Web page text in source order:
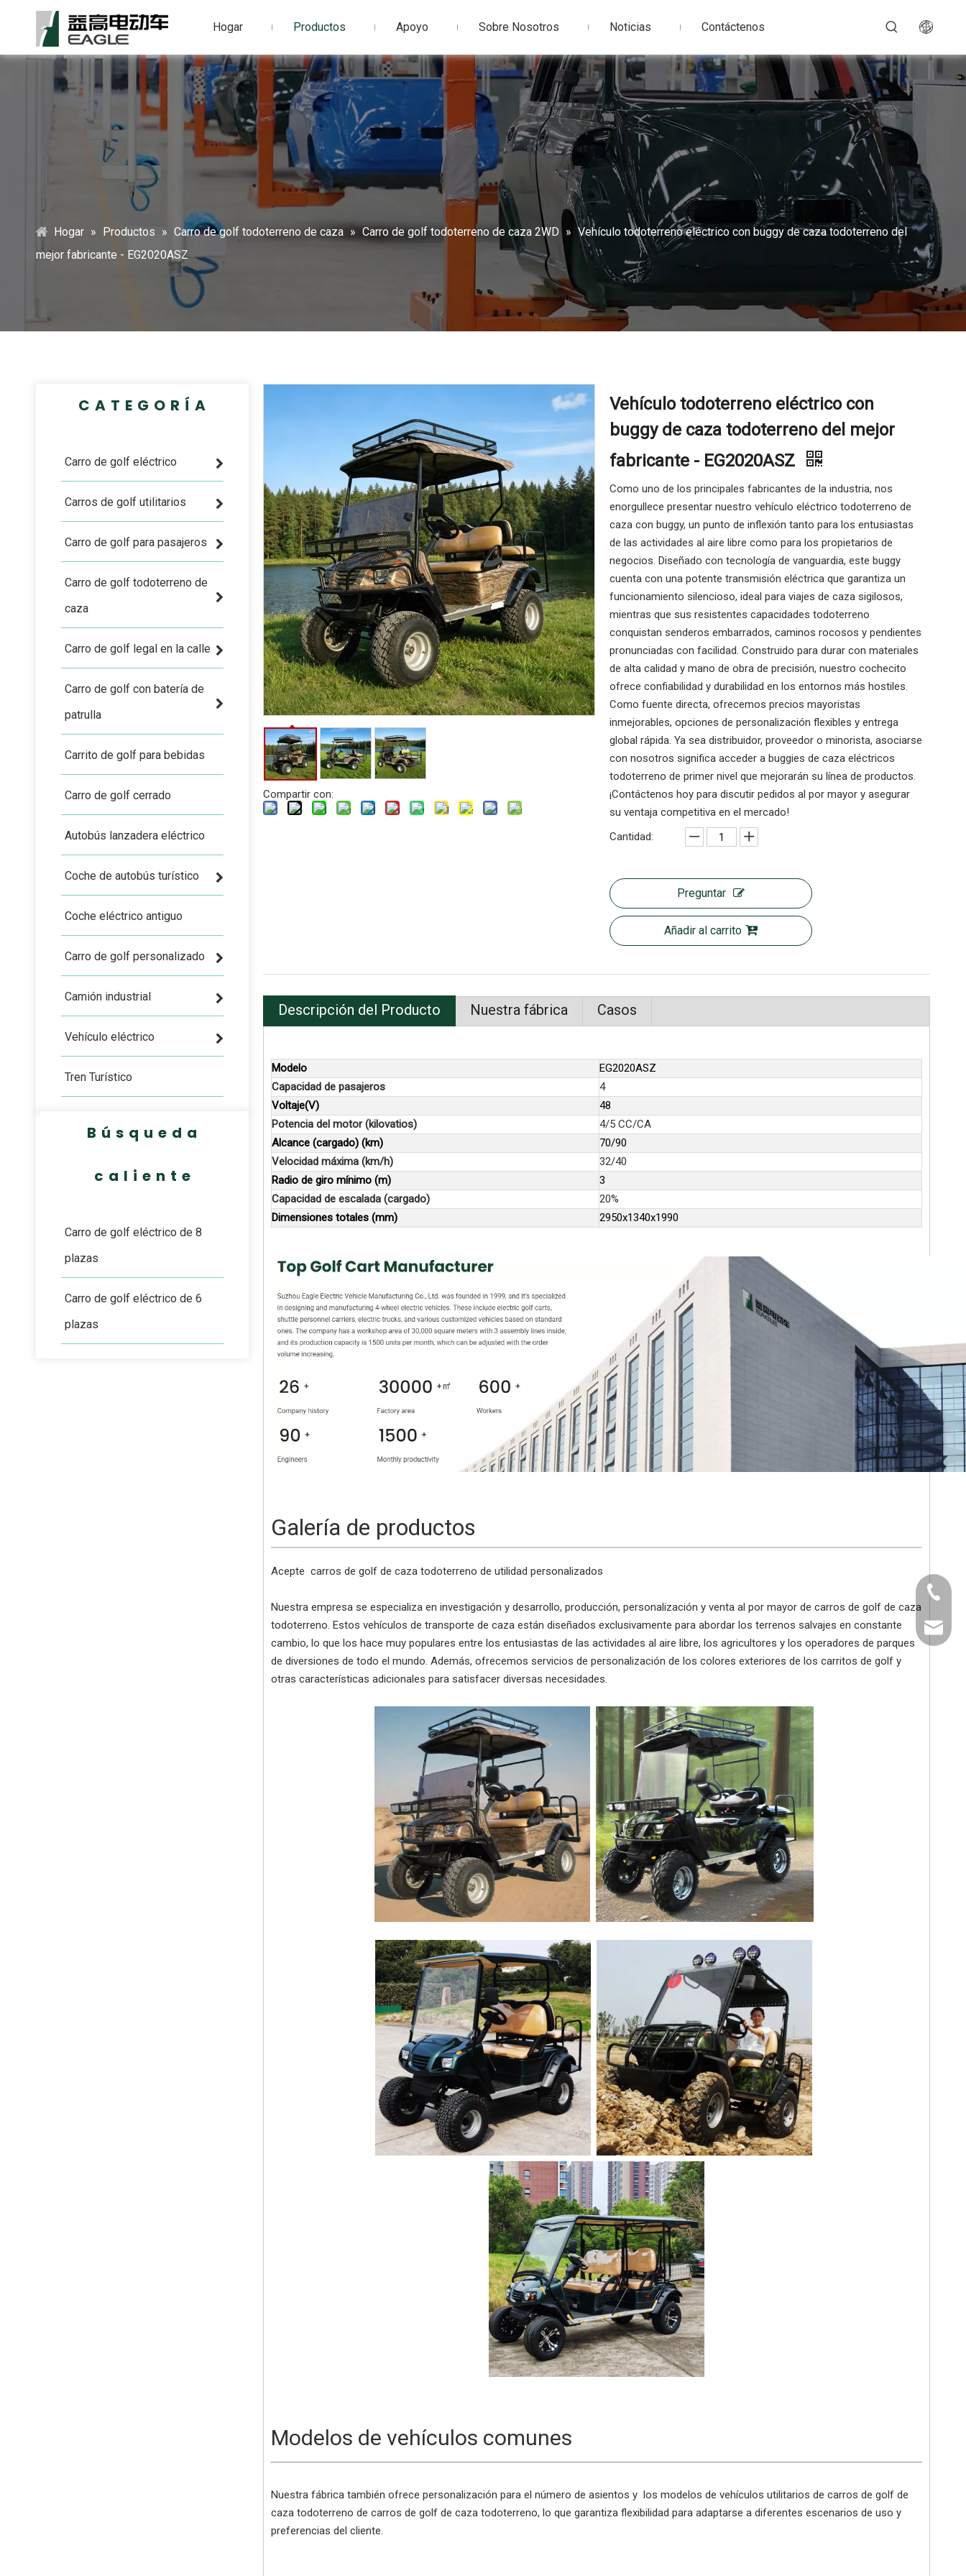
Hogar Productos Apoyo Sobre Nosotros Noticias Contáctenos
Hogar » Productos » Carro de golf todoterreno de caza » Carro de golf todoterreno de caza 2WD » Vehículo todoterreno eléctrico con buggy de caza todoterreno del
mejor fabricante - EG2020ASZ
CATEGORÍA
Carro de golf eléctrico
Carros de golf utilitarios
Carro de golf para pasajeros
Carro de golf todoterreno de
caza
Carro de golf legal en la calle
Carro de golf con batería de
patrulla
Carrito de golf para bebidas
Carro de golf cerrado
Autobús lanzadera eléctrico
Coche de autobús turístico
Coche eléctrico antiguo
Carro de golf personalizado
Camión industrial
Vehículo eléctrico
Tren Turístico
Búsqueda
caliente
Carro de golf eléctrico de 8
plazas
Carro de golf eléctrico de 6
plazas
Compartir con:
Vehículo todoterreno eléctrico con
buggy de caza todoterreno del mejor
fabricante - EG2020ASZ
Como uno de los principales fabricantes de la industria, nos
enorgullece presentar nuestro vehículo eléctrico todoterreno de
caza con buggy, un punto de inflexión tanto para los entusiastas
de las actividades al aire libre como para los propietarios de
negocios. Diseñado con tecnología de vanguardia, este buggy
cuenta con una potente transmisión eléctrica que garantiza un
funcionamiento silencioso, ideal para viajes de caza sigilosos,
mientras que sus resistentes capacidades todoterreno
conquistan senderos embarrados, caminos rocosos y pendientes
pronunciadas con facilidad. Construido para durar con materiales
de alta calidad y mano de obra de precisión, nuestro cochecito
ofrece confiabilidad y durabilidad en los entornos más hostiles.
Como fuente directa, ofrecemos precios mayoristas
inmejorables, opciones de personalización flexibles y entrega
global rápida. Ya sea distribuidor, proveedor o minorista, asociarse
con nosotros significa acceder a buggies de caza eléctricos
todoterreno de primer nivel que mejorarán su línea de productos.
¡Contáctenos hoy para discutir pedidos al por mayor y asegurar
su ventaja competitiva en el mercado!
Cantidad:
Preguntar
Añadir al carrito
Descripción del Producto Nuestra fábrica Casos
Modelo
EG2020ASZ
Capacidad de pasajeros
4
Voltaje(V)
48
Potencia del motor (kilovatios)
4/5 CC/CA
Alcance (cargado) (km)
70/90
Velocidad máxima (km/h)
32/40
Radio de giro mínimo (m)
3
Capacidad de escalada (cargado)
20%
Dimensiones totales (mm)
2950x1340x1990
Galería de productos
Acepte carros de golf de caza todoterreno de utilidad personalizados
Nuestra empresa se especializa en investigación y desarrollo, producción, personalización y venta al por mayor de carros de golf de caza
todoterreno. Estos vehículos de transporte de caza están diseñados exclusivamente para abordar los terrenos salvajes en constante
cambio, lo que los hace muy populares entre los entusiastas de las actividades al aire libre, los agricultores y los operadores de parques
de diversiones de todo el mundo. Además, ofrecemos servicios de personalización de los colores exteriores de los carritos de golf y
otras características adicionales para satisfacer diversas necesidades.
Modelos de vehículos comunes
Nuestra fábrica también ofrece personalización para el número de asientos y los modelos de vehículos utilitarios de carros de golf de
caza todoterreno de carros de golf de caza todoterreno, lo que garantiza flexibilidad para adaptarse a diferentes escenarios de uso y
preferencias del cliente.
+86-